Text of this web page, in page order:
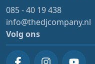
085 - 40 19 438
info@thedjcompany.nl
Volg ons